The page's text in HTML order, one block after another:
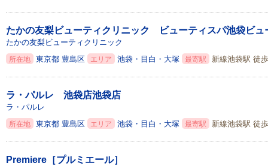
たかの友梨ビューティクリニック ビューティスパ池袋ビュ
たかの友梨ビューティクリニック
所在地 東京都 豊島区 エリア 池袋・目白・大塚 最寄駅 新線池袋駅 徒
ラ・パルレ 池袋店池袋店
ラ・パルレ
所在地 東京都 豊島区 エリア 池袋・目白・大塚 最寄駅 新線池袋駅 徒
Premiere［プルミエール］